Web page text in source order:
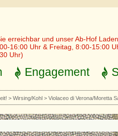
erreichbar und unser Ab-Hof
16:00 Uhr & Freitag, 8:00-15:00
Uhr)
Engagement
> Wirsing/Kohl > Violaceo di Verona/Moretta